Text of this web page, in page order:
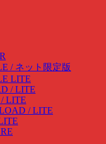
/ ネット限定版
LITE
/ LITE
LITE
/ LITE